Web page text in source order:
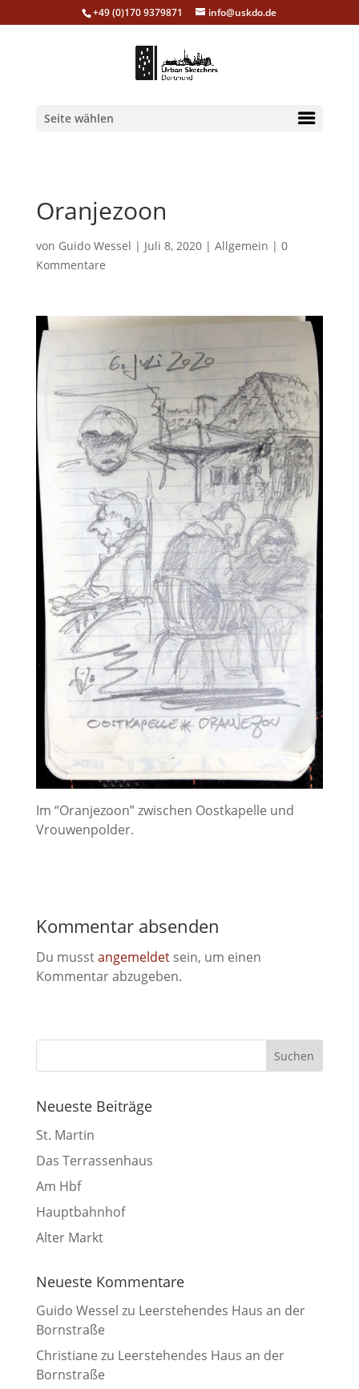
+49 (0)170 9379871 info@uskdo.de
Seite wählen
Oranjezoon
von Guido Wessel | Juli 8, 2020| Allgemein | 0
Kommentare
Im “Oranjezoon” zwischen Oostkapelle und
Vrouwenpolder.
Kommentar absenden
Du musstangemeldetsein, um einen
Kommentar abzugeben.
Neueste Beiträge
St. Martin
Das Terrassenhaus
Am Hbf
Hauptbahnhof
Alter Markt
Neueste Kommentare
Guido Wessel zu Leerstehendes Haus an der
Bornstraße
Christiane zu Leerstehendes Haus an der
Bornstraße